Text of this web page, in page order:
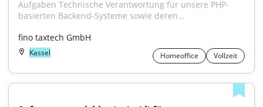
Aufgaben Technische Verantwortung für unsere PHP-
basierten Backend-Systeme sowie deren...
fino taxtech GmbH
Kassel Homeoffice Vollzeit